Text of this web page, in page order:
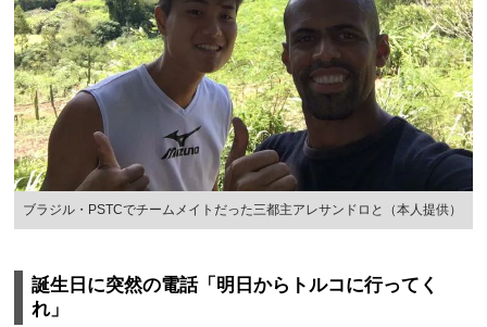
ブラジル・PSTCでチームメイトだった三都主アレサンドロと（本人提供）
誕生日に突然の電話「明日からトルコに行ってく
れ」